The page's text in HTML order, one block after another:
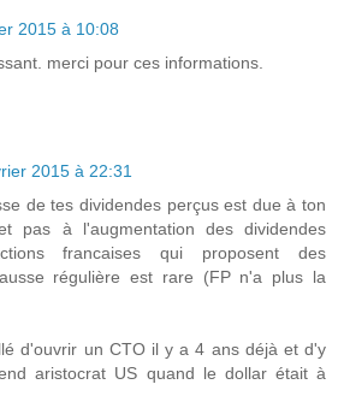
2015 à 10:08
merci pour ces informations.
2015 à 22:31
de tes dividendes perçus est due à ton
pas à l'augmentation des dividendes
francaises qui proposent des
régulière est rare (FP n'a plus la
d'ouvrir un CTO il y a 4 ans déjà et d'y
aristocrat US quand le dollar était à